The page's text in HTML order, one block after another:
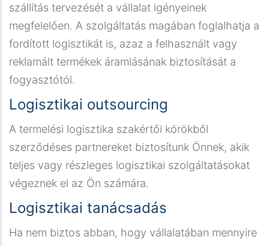
szállítás tervezését a vállalat igényeinek
megfelelően. A szolgáltatás magában foglalhatja a
fordított logisztikát is, azaz a felhasznált vagy
reklamált termékek áramlásának biztosítását a
fogyasztótól.
Logisztikai outsourcing
A termelési logisztika szakértői körökből
szerződéses partnereket biztosítunk Önnek, akik
teljes vagy részleges logisztikai szolgáltatásokat
végeznek el az Ön számára.
Logisztikai tanácsadás
Ha nem biztos abban, hogy vállalatában mennyire